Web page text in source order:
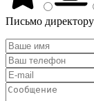
Письмо директору